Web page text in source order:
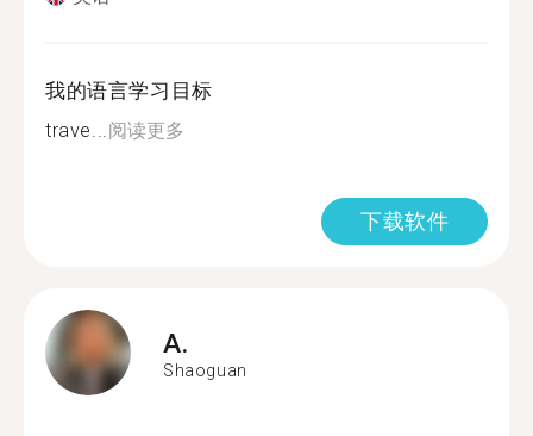
我的语言学习目标
trave... 阅读更多
下载软件
A.
Shaoguan